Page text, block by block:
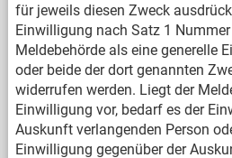
für jeweils diesen Zweck
Einwilligung nach Satz 1
Meldebehörde als eine generelle
oder beide der dort genannten
widerrufen werden. Liegt der
Einwilligung vor, bedarf es der
Auskunft verlangenden Person
Einwilligung gegenüber der